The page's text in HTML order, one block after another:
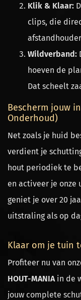
Klik & Klaar:
clips, die
Wildverband:
hoeven de
Dat scheelt
Bescherm jouw
Onderhoud)
Net zoals je huid
verdient je
hout periodiek te
en activeer je onze
geniet je over 20
uitstraling als op
Klaar om je tuin
Profiteer nu van
HOUT-MANIAin de
jouw complete